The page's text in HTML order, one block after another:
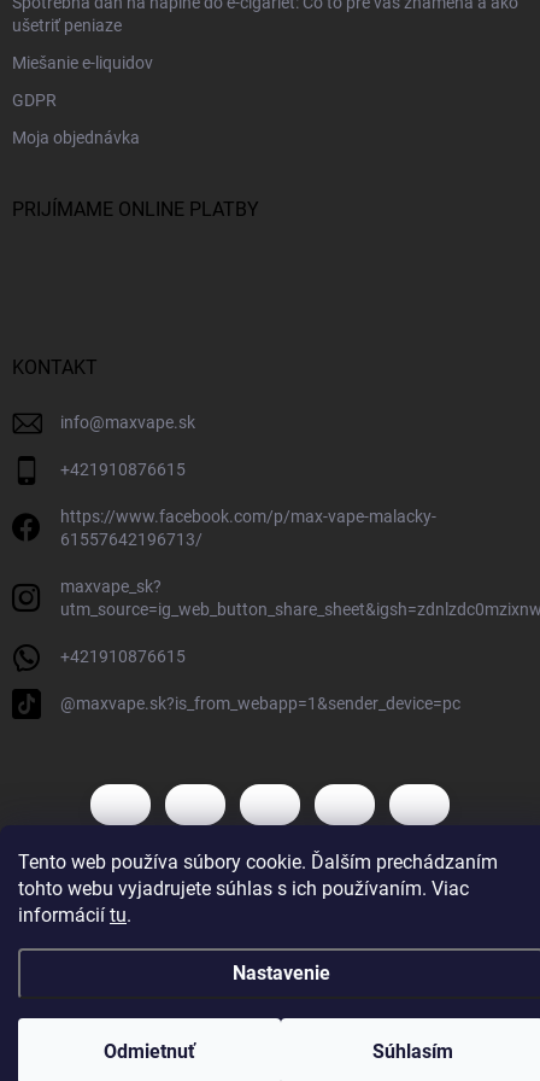
Tento web používa súbory cookie. Ďalším prechádzaním
tohto webu vyjadrujete súhlas s ich používaním. Viac
informácií tu.
Nastavenie
Odmietnuť Súhlasím
ušetriť peniaze
Miešanie e-liquidov
GDPR
Moja objednávka
PRIJÍMAME ONLINE PLATBY
KONTAKT
info@maxvape.sk
+421910876615
https://www.facebook.com/p/max-vape-malacky-
61557642196713/
maxvape_sk?
+421910876615
@maxvape.sk?is_from_webapp=1&sender_device=pc
Copyright 2026Max Vape. Všetky práva vyhradené.